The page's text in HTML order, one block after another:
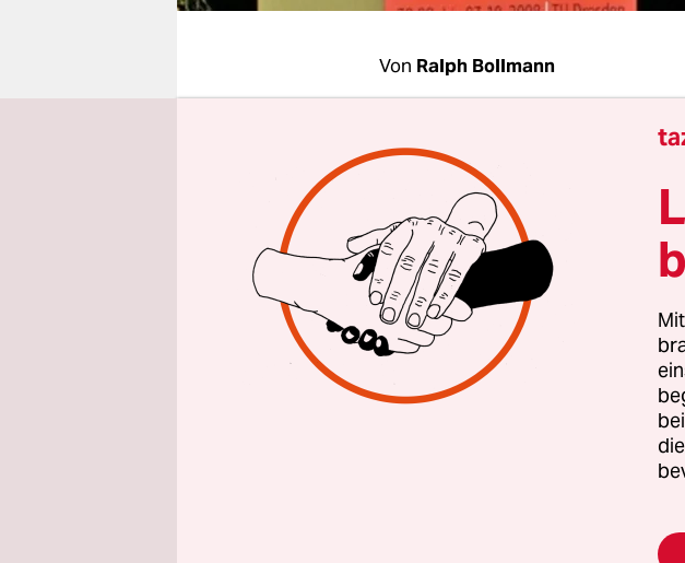
epaper login
Von Ralph Bollmann
Seit Sonntagabend muss
Bundesversammlung, wo er
Wiederwahl stellt, ist ihm seit
von 613 der 1.224 Stimmen
den ein amtierendes
schon vorbei. Hat er den
schwarz-gelben
gemacht? Und ist es damit